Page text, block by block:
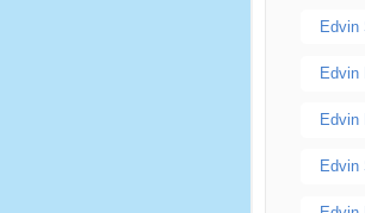
Edvin
Edvin
Edvin
Edvin